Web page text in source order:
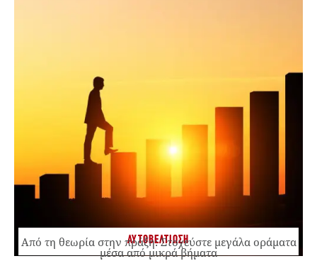
ΑΥΤΟΒΕΛΤΙΩΣΗ
Από τη θεωρία στην πράξη: Στοχεύστε μεγάλα οράματα
μέσα από μικρά βήματα